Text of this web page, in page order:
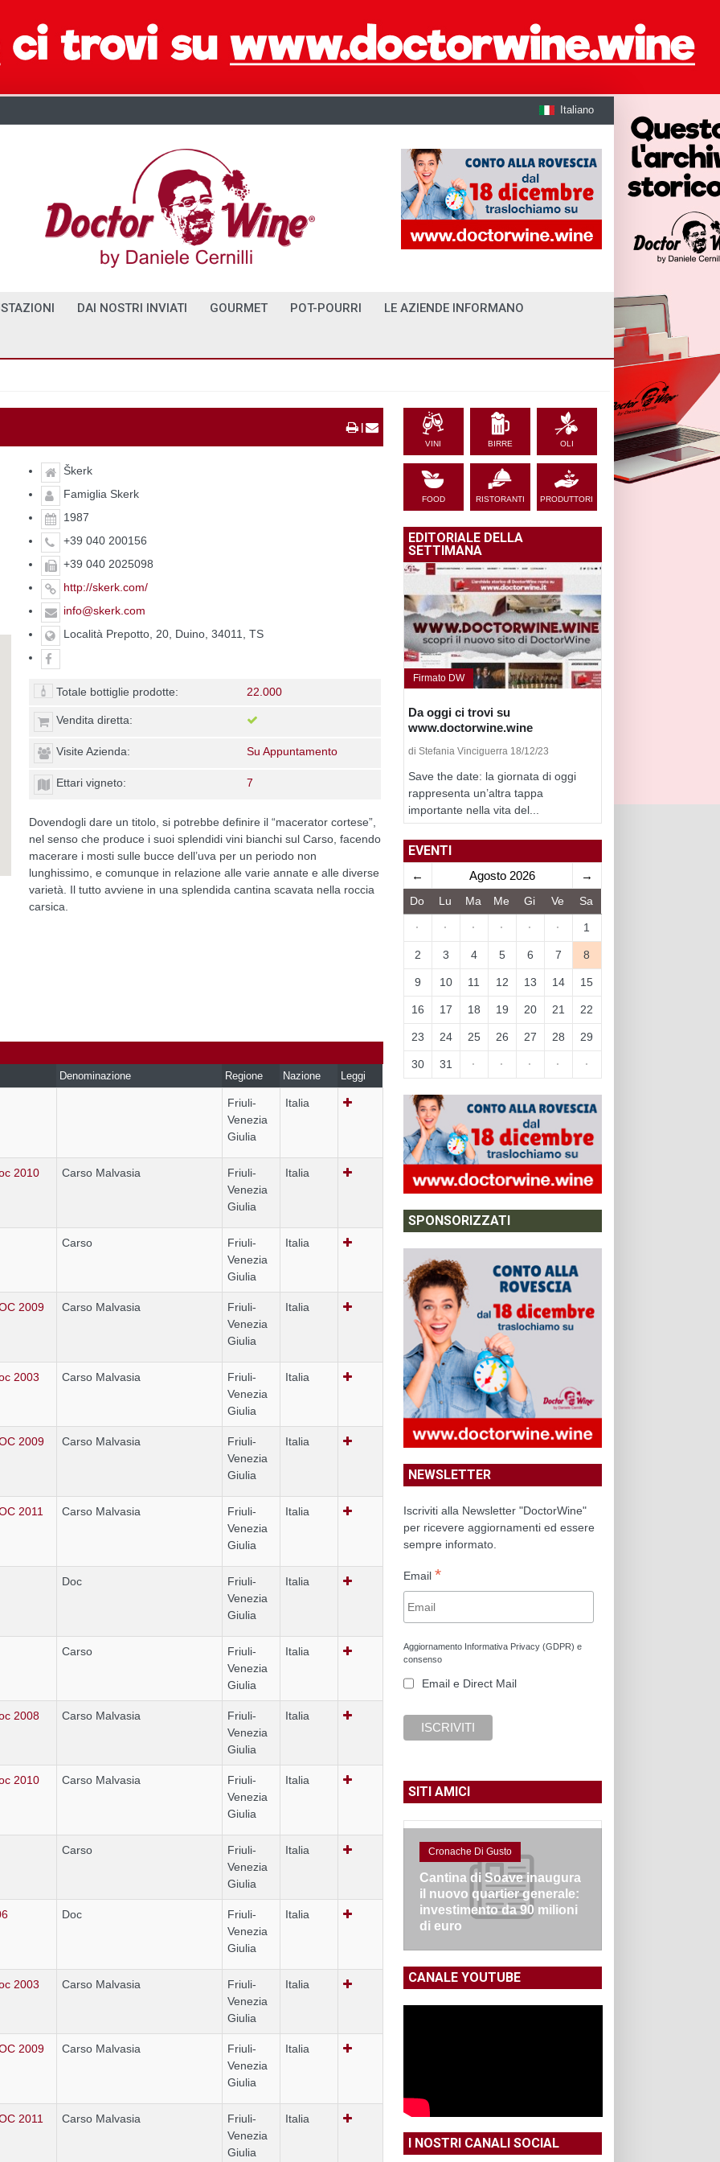
Italiano
DAI NOSTRI INVIATI GOURMET POT-POURRI LE AZIENDE INFORMANO
|
Škerk
Famiglia Skerk
1987
+39 040 200156
+39 040 2025098
http://skerk.com/
info@skerk.com
Località Prepotto, 20, Duino, 34011, TS
Totale bottiglie prodotte: 22.000
Vendita diretta:
Visite Azienda: Su Appuntamento
Ettari vigneto: 7
Dovendogli dare un titolo, si potrebbe definire il “macerator cortese”,
nel senso che produce i suoi splendidi vini bianchi sul Carso, facendo
macerare i mosti sulle bucce dell’uva per un periodo non
lunghissimo, e comunque in relazione alle varie annate e alle diverse
varietà. Il tutto avviene in una splendida cantina scavata nella roccia
carsica.
Denominazione Regione Nazione Leggi
Friuli-
Venezia
Giulia
Italia
2010 Carso Malvasia
Friuli-
Venezia
Giulia
Italia
Carso
Friuli-
Venezia
Giulia
Italia
2009 Carso Malvasia
Friuli-
Venezia
Giulia
Italia
2003 Carso Malvasia
Friuli-
Venezia
Giulia
Italia
2009 Carso Malvasia
Friuli-
Venezia
Giulia
Italia
2011 Carso Malvasia
Friuli-
Venezia
Giulia
Italia
Doc
Friuli-
Venezia
Giulia
Italia
Carso
Friuli-
Venezia
Giulia
Italia
2008 Carso Malvasia
Friuli-
Venezia
Giulia
Italia
2010 Carso Malvasia
Friuli-
Venezia
Giulia
Italia
Carso
Friuli-
Venezia
Giulia
Italia
Doc
Friuli-
Venezia
Giulia
Italia
2003 Carso Malvasia
Friuli-
Venezia
Giulia
Italia
2009 Carso Malvasia
Friuli-
Venezia
Giulia
Italia
2011 Carso Malvasia
Friuli-
Venezia
Giulia
Italia
VINI BIRRE OLI
FOOD RISTORANTI PRODUTTORI
EDITORIALE DELLA
SETTIMANA
Firmato DW
Da oggi ci trovi su
www.doctorwine.wine
di Stefania Vinciguerra 18/12/23
Save the date: la giornata di oggi
rappresenta un’altra tappa
importante nella vita del...
EVENTI
← Agosto 2026 →
Do Lu Ma Me Gi Ve Sa
· · · · · · 1
2 3 4 5 6 7 8
9 10 11 12 13 14 15
16 17 18 19 20 21 22
23 24 25 26 27 28 29
30 31 · · · · ·
SPONSORIZZATI
NEWSLETTER
Iscriviti alla Newsletter "DoctorWine"
per ricevere aggiornamenti ed essere
sempre informato.
Email *
Aggiornamento Informativa Privacy (GDPR) e
consenso
Email e Direct Mail
SITI AMICI
Cronache Di Gusto
Cantina di Soave inaugura
il nuovo quartier generale:
investimento da 90 milioni
di euro
CANALE YOUTUBE
I NOSTRI CANALI SOCIAL